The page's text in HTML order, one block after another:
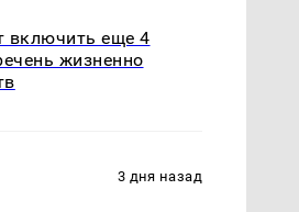
включить еще 4
жизненно
3 дня назад